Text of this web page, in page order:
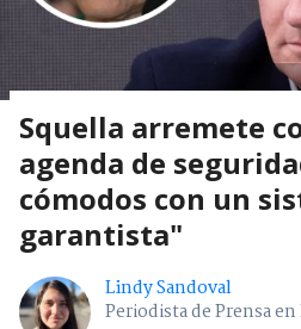
Squella arremete
agenda de
cómodos con un
garantista"
Lindy Sandoval
Periodista de Prensa